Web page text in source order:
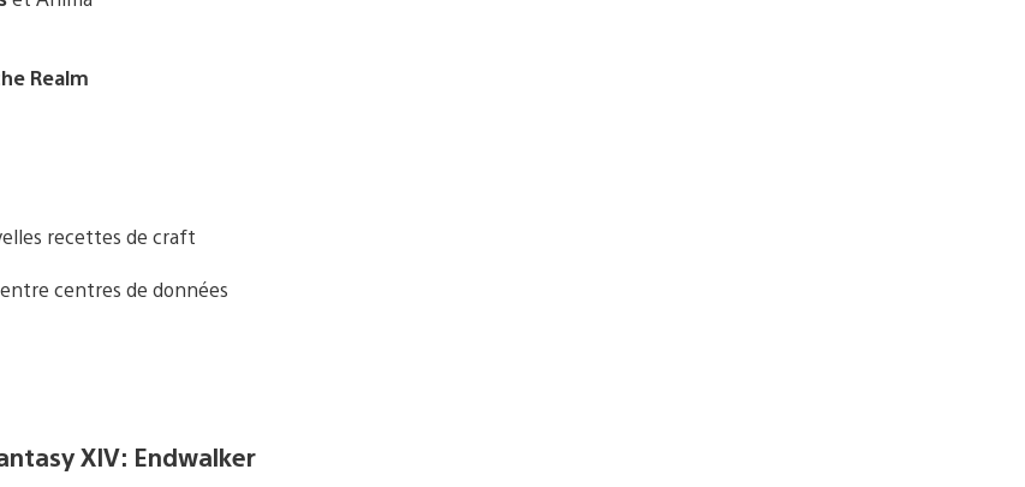
Realm
recettes de craft
centres de données
XIV: Endwalker